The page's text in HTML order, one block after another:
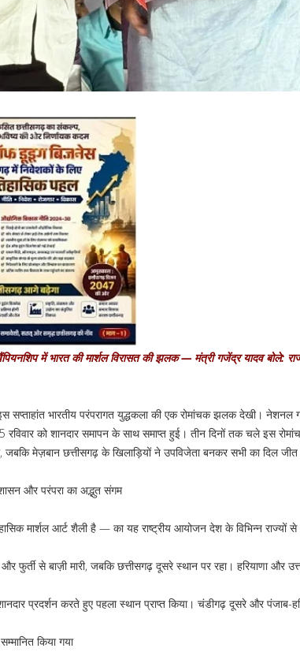
में भारत की मार्शल विरासत की झलक — मंत्री गजेंद्र यादव बोले:
सप्ताहांत भारतीय परंपरागत युद्धकला की एक रोमांचक झलक देखी। नेशनल
रविवार को शानदार समापन के साथ समाप्त हुई। तीन दिनों तक चले इस
जबकि मेज़बान छत्तीसगढ़ के खिलाड़ियों ने उपविजेता बनकर सभी का दिल जीत
और परंपरा का अद्भुत संगम
मार्शल आर्ट शैली है — का यह राष्ट्रीय आयोजन देश के विभिन्न
से बाज़ी मारी, जबकि छत्तीसगढ़ दूसरे स्थान पर रहा। हरियाणा और
शानदार प्रदर्शन करते हुए पहला स्थान प्राप्त किया। चंडीगढ़ दूसरे और
किया गया